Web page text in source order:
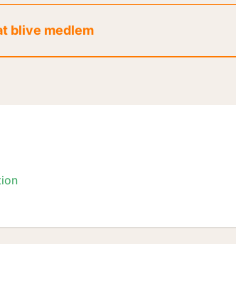
blive medlem